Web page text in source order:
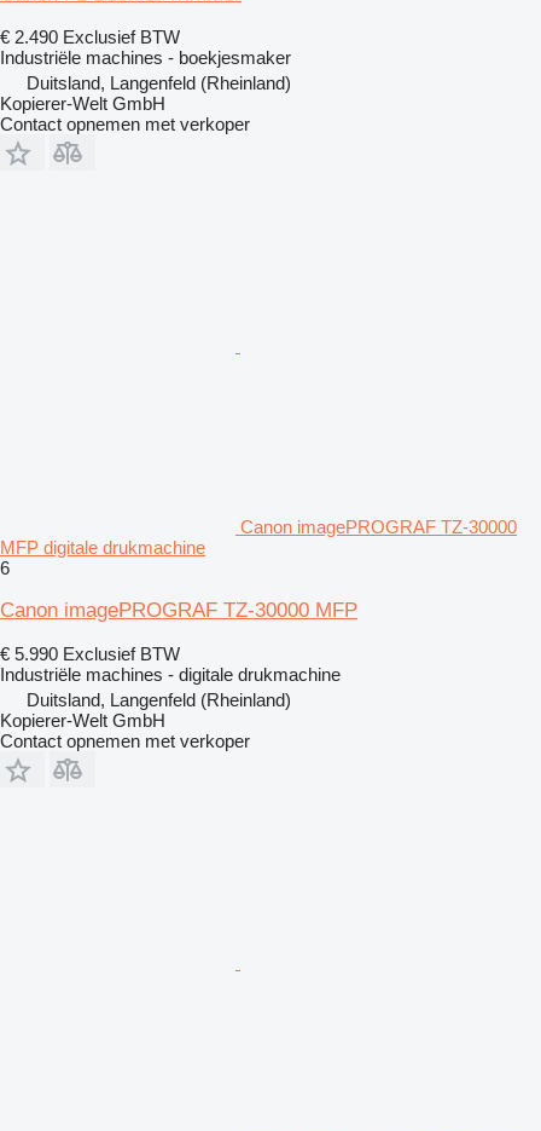
€ 2.490 Exclusief BTW
Industriële machines - boekjesmaker
Duitsland, Langenfeld (Rheinland)
Kopierer-Welt GmbH
Contact opnemen met verkoper
Canon imagePROGRAF TZ-30000
MFP digitale drukmachine
6
Canon imagePROGRAF TZ-30000 MFP
€ 5.990 Exclusief BTW
Industriële machines - digitale drukmachine
Duitsland, Langenfeld (Rheinland)
Kopierer-Welt GmbH
Contact opnemen met verkoper